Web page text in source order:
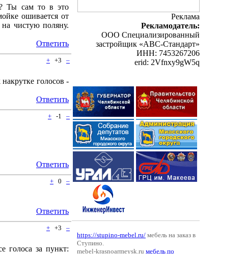
Ты сам то в это
ошивается от
на чистую поляну.
Ответить
+ +3 –
голосов -
Ответить
+ -1 –
Ответить
+ 0 –
Ответить
+ +3 –
голоса за пункт:
Реклама
Рекламодатель:
ООО Специализированный
застройщик «АВС-Стандарт»
ИНН: 7453267206
erid: 2Vfnxy9gW5q
https://stupino-mebel.ru/ мебель на заказ в
Ступино.
mebel-krasnoarmeysk.ru мебель по